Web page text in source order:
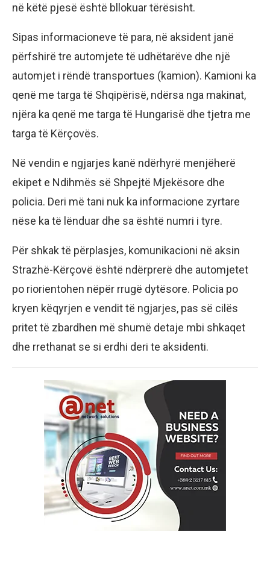
në këtë pjesë është bllokuar tërësisht.
Sipas informacioneve të para, në aksident janë
përfshirë tre automjete të udhëtarëve dhe një
automjet i rëndë transportues (kamion). Kamioni ka
qenë me targa të Shqipërisë, ndërsa nga makinat,
njëra ka qenë me targa të Hungarisë dhe tjetra me
targa të Kërçovës.
Në vendin e ngjarjes kanë ndërhyrë menjëherë
ekipet e Ndihmës së Shpejtë Mjekësore dhe
policia. Deri më tani nuk ka informacione zyrtare
nëse ka të lënduar dhe sa është numri i tyre.
Për shkak të përplasjes, komunikacioni në aksin
Strazhë-Kërçovë është ndërprerë dhe automjetet
po riorientohen nëpër rrugë dytësore. Policia po
kryen këqyrjen e vendit të ngjarjes, pas së cilës
pritet të zbardhen më shumë detaje mbi shkaqet
dhe rrethanat se si erdhi deri te aksidenti.